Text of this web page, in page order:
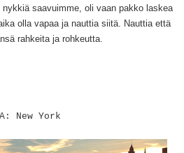
saavuimme, oli vaan pakko laskea
olla vapaa ja nauttia siitä. Nauttia että
rahkeita ja rohkeutta.
New York